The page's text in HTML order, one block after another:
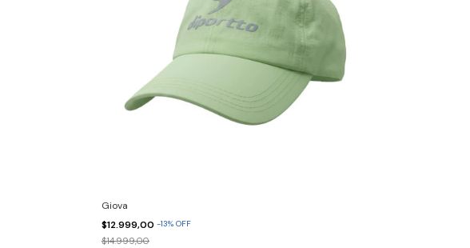
Giova
$12.999,00 -13% OFF
$14.999,00